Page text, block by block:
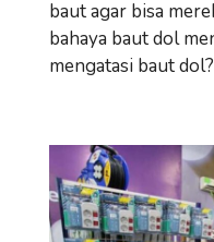
baut agar bisa
bahaya baut dol
mengatasi baut